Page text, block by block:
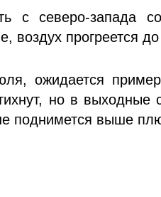
с северо-запада
воздух прогреется
ожидается
но в выходные
поднимется выше